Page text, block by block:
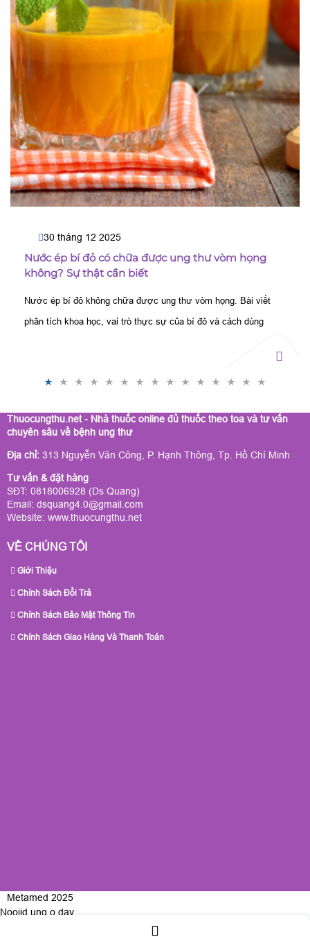
30 tháng 12 2025
Nước ép bí đỏ có chữa được ung thư vòm họng
không? Sự thật cần biết
Nước ép bí đỏ không chữa được ung thư vòm họng. Bài viết
phân tích khoa học, vai trò thực sự của bí đỏ và cách dùng
Thuocungthu.net - Nhà thuốc online đủ thuốc theo toa và tư vấn
chuyên sâu về bệnh ung thư
Địa chỉ: 313 Nguyễn Văn Công, P. Hạnh Thông, Tp. Hồ Chí Minh
Tư vấn & đặt hàng
SĐT: 0818006928 (Ds Quang)
Email: dsquang4.0@gmail.com
Website: www.thuocungthu.net
VỀ CHÚNG TÔI
Giới Thiệu
Chính Sách Đổi Trả
Chính Sách Bảo Mật Thông Tin
Chính Sách Giao Hàng Và Thanh Toán
Metamed 2025
Nooijd ung o day